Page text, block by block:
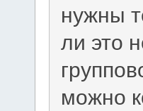
нужны
ли это
можно